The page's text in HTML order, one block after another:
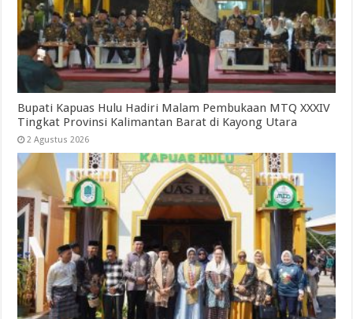
Bupati Kapuas Hulu Hadiri Malam Pembukaan MTQ XXXIV
Tingkat Provinsi Kalimantan Barat di Kayong Utara
2 Agustus 2026